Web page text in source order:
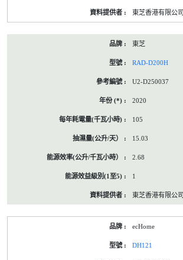
東芝香港有限公司
東芝
RAD-D200H
U2-D250037
2020
105
15.03
2.68
1
東芝香港有限公司
ecHome
DH121